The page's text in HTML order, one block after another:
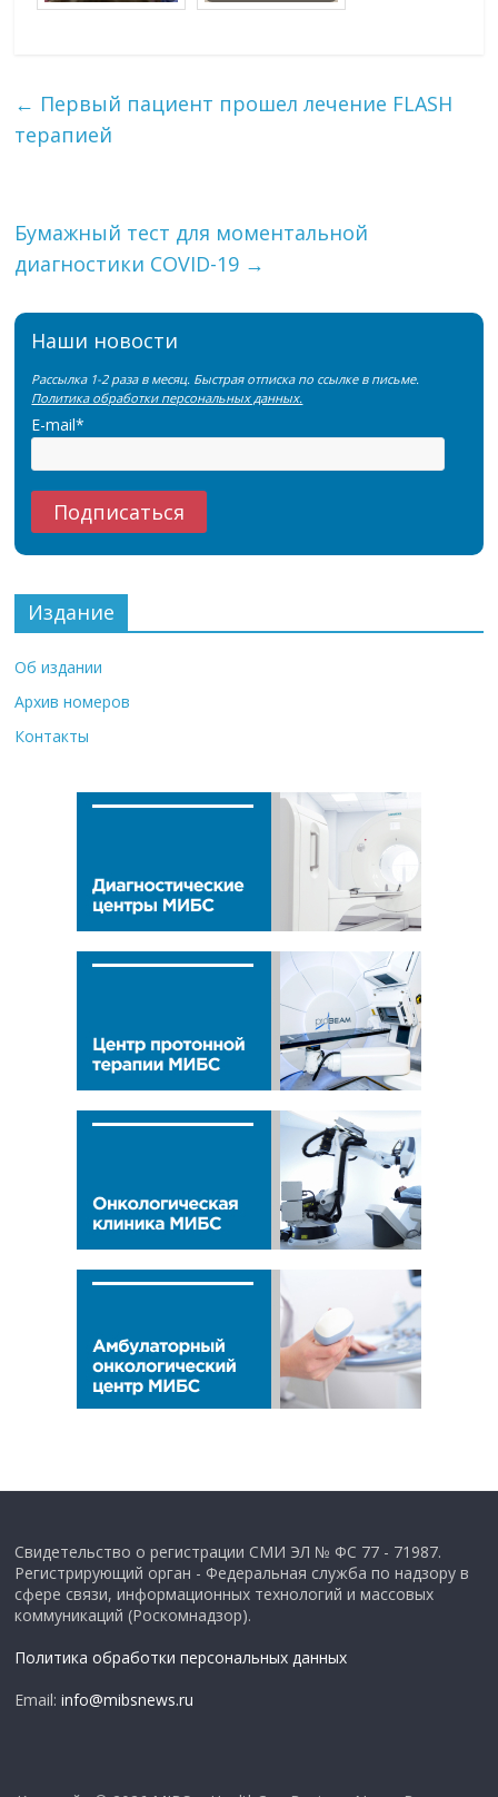
← Первый пациент прошел лечение FLASH
терапией
Бумажный тест для моментальной
диагностики COVID-19 →
Наши новости
Рассылка 1-2 раза в месяц. Быстрая отписка по ссылке в письме.
Политика обработки персональных данных.
E-mail*
Издание
Об издании
Архив номеров
Контакты
Свидетельство о регистрации СМИ ЭЛ № ФС 77 - 71987.
Регистрирующий орган - Федеральная служба по надзору в
сфере связи, информационных технологий и массовых
коммуникаций (Роскомнадзор).
Политика обработки персональных данных
Email:info@mibsnews.ru